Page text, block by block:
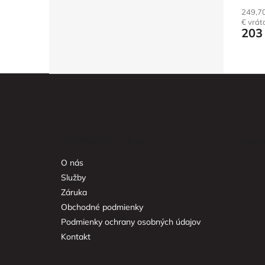
je
5,0
€
O nás
Služby
Záruka
Obchodné podmienky
Podmienky ochrany osobných údajov
Kontakt